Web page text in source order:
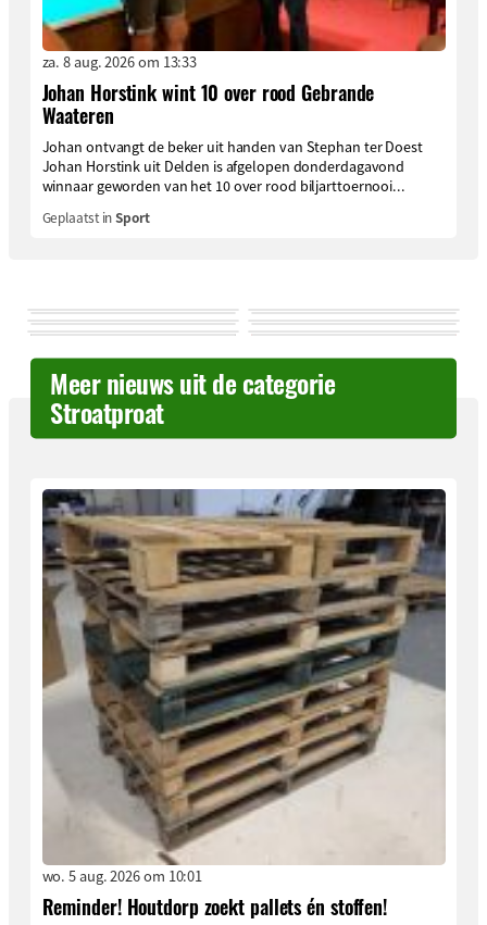
za. 8 aug. 2026 om 13:33
Johan Horstink wint 10 over rood Gebrande
Waateren
Johan ontvangt de beker uit handen van Stephan ter Doest
Johan Horstink uit Delden is afgelopen donderdagavond
winnaar geworden van het 10 over rood biljarttoernooi...
Geplaatst inSport
Meer nieuws uit de categorie
Stroatproat
wo. 5 aug. 2026 om 10:01
Reminder! Houtdorp zoekt pallets én stoffen!